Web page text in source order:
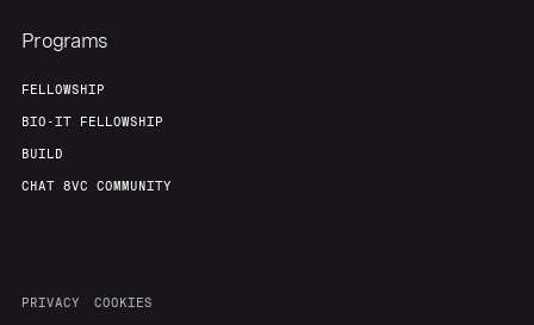
Programs
FELLOWSHIP
BIO-IT FELLOWSHIP
BUILD
CHAT 8VC COMMUNITY
PRIVACY COOKIES